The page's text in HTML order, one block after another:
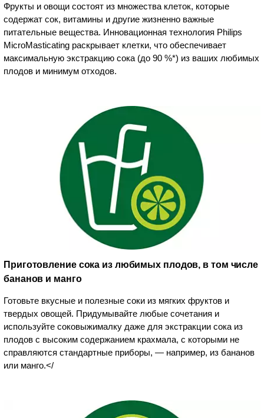
Фрукты и овощи состоят из множества клеток, которые
содержат сок, витамины и другие жизненно важные
питательные вещества. Инновационная технология Philips
MicroMasticating раскрывает клетки, что обеспечивает
максимальную экстракцию сока (до 90 %*) из ваших любимых
плодов и минимум отходов.
Приготовление сока из любимых плодов, в том числе
бананов и манго
Готовьте вкусные и полезные соки из мягких фруктов и
твердых овощей. Придумывайте любые сочетания и
используйте соковыжималку даже для экстракции сока из
плодов с высоким содержанием крахмала, с которыми не
справляются стандартные приборы, — например, из бананов
или манго.</